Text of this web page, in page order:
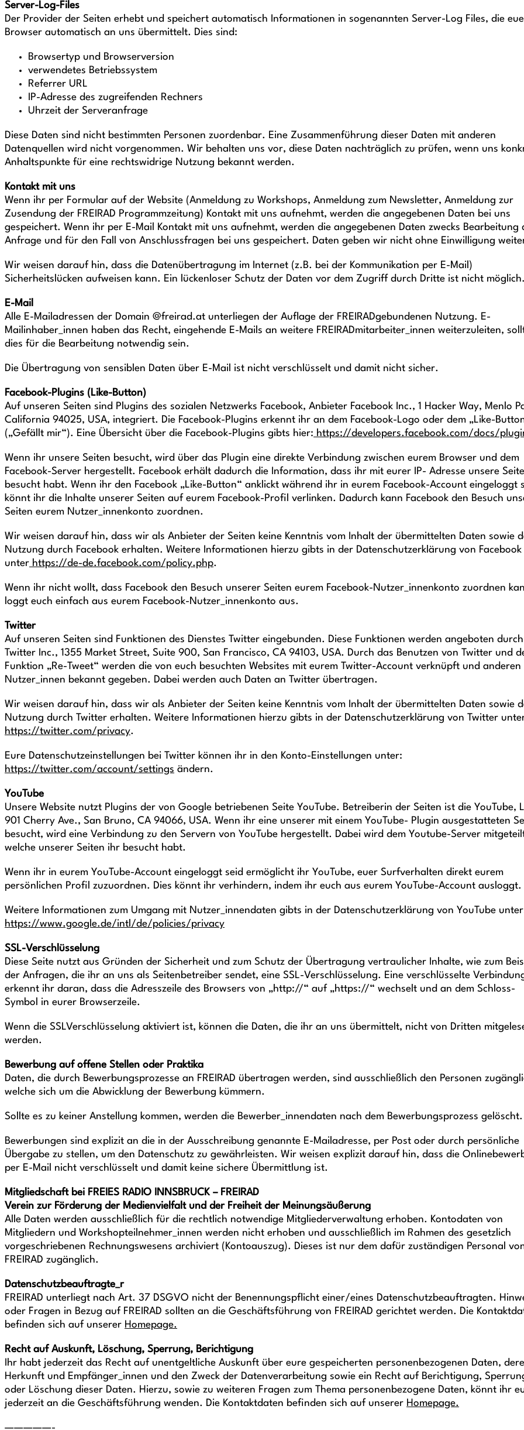
Server-Log-Files
Der Provider der Seiten erhebt und speichert automatisch Informationen in sogenannten Server-Log Files, die
Browser automatisch an uns übermittelt. Dies sind:
Browsertyp und Browserversion
verwendetes Betriebssystem
Referrer URL
IP-Adresse des zugreifenden Rechners
Uhrzeit der Serveranfrage
Diese Daten sind nicht bestimmten Personen zuordenbar. Eine Zusammenführung dieser Daten mit anderen
Datenquellen wird nicht vorgenommen. Wir behalten uns vor, diese Daten nachträglich zu prüfen, wenn uns
Anhaltspunkte für eine rechtswidrige Nutzung bekannt werden.
Kontakt mit uns
Wenn ihr per Formular auf der Website (Anmeldung zu Workshops, Anmeldung zum Newsletter, Anmeldung zur
Zusendung der FREIRAD Programmzeitung) Kontakt mit uns aufnehmt, werden die angegebenen Daten bei uns
gespeichert. Wenn ihr per E-Mail Kontakt mit uns aufnehmt, werden die angegebenen Daten zwecks Bearbeitung
Anfrage und für den Fall von Anschlussfragen bei uns gespeichert. Daten geben wir nicht ohne Einwilligung
Wir weisen darauf hin, dass die Datenübertragung im Internet (z.B. bei der Kommunikation per E-Mail)
Sicherheitslücken aufweisen kann. Ein lückenloser Schutz der Daten vor dem Zugriff durch Dritte ist nicht möglich.
E-Mail
Alle E-Mailadressen der Domain @freirad.at unterliegen der Auflage der FREIRADgebundenen Nutzung. E-
Mailinhaber_innen haben das Recht, eingehende E-Mails an weitere FREIRADmitarbeiter_innen weiterzuleiten,
dies für die Bearbeitung notwendig sein.
Die Übertragung von sensiblen Daten über E-Mail ist nicht verschlüsselt und damit nicht sicher.
Facebook-Plugins (Like-Button)
Auf unseren Seiten sind Plugins des sozialen Netzwerks Facebook, Anbieter Facebook Inc., 1 Hacker Way, Menlo
California 94025, USA, integriert. Die Facebook-Plugins erkennt ihr an dem Facebook-Logo oder dem „Like-
(„Gefällt mir“). Eine Übersicht über die Facebook-Plugins gibts hier: https://developers.facebook.com/docs/
Wenn ihr unsere Seiten besucht, wird über das Plugin eine direkte Verbindung zwischen eurem Browser und dem
Facebook-Server hergestellt. Facebook erhält dadurch die Information, dass ihr mit eurer IP- Adresse unsere Seite
besucht habt. Wenn ihr den Facebook „Like-Button“ anklickt während ihr in eurem Facebook-Account eingeloggt
könnt ihr die Inhalte unserer Seiten auf eurem Facebook-Profil verlinken. Dadurch kann Facebook den Besuch
Seiten eurem Nutzer_innenkonto zuordnen.
Wir weisen darauf hin, dass wir als Anbieter der Seiten keine Kenntnis vom Inhalt der übermittelten Daten sowie
Nutzung durch Facebook erhalten. Weitere Informationen hierzu gibts in der Datenschutzerklärung von Facebook
unter https://de-de.facebook.com/policy.php.
Wenn ihr nicht wollt, dass Facebook den Besuch unserer Seiten eurem Facebook-Nutzer_innenkonto zuordnen
loggt euch einfach aus eurem Facebook-Nutzer_innenkonto aus.
Twitter
Auf unseren Seiten sind Funktionen des Dienstes Twitter eingebunden. Diese Funktionen werden angeboten
Twitter Inc., 1355 Market Street, Suite 900, San Francisco, CA 94103, USA. Durch das Benutzen von Twitter und
Funktion „Re-Tweet“ werden die von euch besuchten Websites mit eurem Twitter-Account verknüpft und anderen
Nutzer_innen bekannt gegeben. Dabei werden auch Daten an Twitter übertragen.
Wir weisen darauf hin, dass wir als Anbieter der Seiten keine Kenntnis vom Inhalt der übermittelten Daten sowie
Nutzung durch Twitter erhalten. Weitere Informationen hierzu gibts in der Datenschutzerklärung von Twitter
https://twitter.com/privacy.
Eure Datenschutzeinstellungen bei Twitter können ihr in den Konto-Einstellungen unter:
https://twitter.com/account/settings ändern.
YouTube
Unsere Website nutzt Plugins der von Google betriebenen Seite YouTube. Betreiberin der Seiten ist die YouTube,
901 Cherry Ave., San Bruno, CA 94066, USA. Wenn ihr eine unserer mit einem YouTube- Plugin ausgestatteten
besucht, wird eine Verbindung zu den Servern von YouTube hergestellt. Dabei wird dem Youtube-Server
welche unserer Seiten ihr besucht habt.
Wenn ihr in eurem YouTube-Account eingeloggt seid ermöglicht ihr YouTube, euer Surfverhalten direkt eurem
persönlichen Profil zuzuordnen. Dies könnt ihr verhindern, indem ihr euch aus eurem YouTube-Account ausloggt.
Weitere Informationen zum Umgang mit Nutzer_innendaten gibts in der Datenschutzerklärung von YouTube
https://www.google.de/intl/de/policies/privacy
SSL-Verschlüsselung
Diese Seite nutzt aus Gründen der Sicherheit und zum Schutz der Übertragung vertraulicher Inhalte, wie zum
der Anfragen, die ihr an uns als Seitenbetreiber sendet, eine SSL-Verschlüsselung. Eine verschlüsselte
erkennt ihr daran, dass die Adresszeile des Browsers von „http://“ auf „https://“ wechselt und an dem Schloss-
Symbol in eurer Browserzeile.
Wenn die SSLVerschlüsselung aktiviert ist, können die Daten, die ihr an uns übermittelt, nicht von Dritten
werden.
Bewerbung auf offene Stellen oder Praktika
Daten, die durch Bewerbungsprozesse an FREIRAD übertragen werden, sind ausschließlich den Personen
welche sich um die Abwicklung der Bewerbung kümmern.
Sollte es zu keiner Anstellung kommen, werden die Bewerber_innendaten nach dem Bewerbungsprozess gelöscht.
Bewerbungen sind explizit an die in der Ausschreibung genannte E-Mailadresse, per Post oder durch persönliche
Übergabe zu stellen, um den Datenschutz zu gewährleisten. Wir weisen explizit darauf hin, dass die
per E-Mail nicht verschlüsselt und damit keine sichere Übermittlung ist.
Mitgliedschaft bei FREIES RADIO INNSBRUCK – FREIRAD
Verein zur Förderung der Medienvielfalt und der Freiheit der Meinungsäußerung
Alle Daten werden ausschließlich für die rechtlich notwendige Mitgliederverwaltung erhoben. Kontodaten von
Mitgliedern und Workshopteilnehmer_innen werden nicht erhoben und ausschließlich im Rahmen des gesetzlich
vorgeschriebenen Rechnungswesens archiviert (Kontoauszug). Dieses ist nur dem dafür zuständigen Personal
FREIRAD zugänglich.
Datenschutzbeauftragte_r
FREIRAD unterliegt nach Art. 37 DSGVO nicht der Benennungspflicht einer/eines Datenschutzbeauftragten.
oder Fragen in Bezug auf FREIRAD sollten an die Geschäftsführung von FREIRAD gerichtet werden. Die
befinden sich auf unserer Homepage.
Recht auf Auskunft, Löschung, Sperrung, Berichtigung
Ihr habt jederzeit das Recht auf unentgeltliche Auskunft über eure gespeicherten personenbezogenen Daten,
Herkunft und Empfänger_innen und den Zweck der Datenverarbeitung sowie ein Recht auf Berichtigung,
oder Löschung dieser Daten. Hierzu, sowie zu weiteren Fragen zum Thema personenbezogene Daten, könnt ihr
jederzeit an die Geschäftsführung wenden. Die Kontaktdaten befinden sich auf unserer Homepage.
—————-